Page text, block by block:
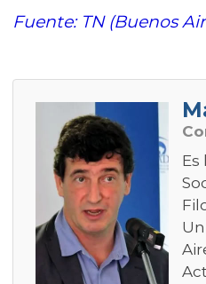
Fuente: TN (Buenos
Es